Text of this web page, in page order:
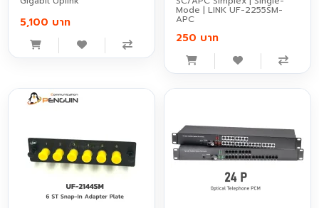
5,100 บาท
Mode | LINK UF-2255SM-
APC
250 บาท